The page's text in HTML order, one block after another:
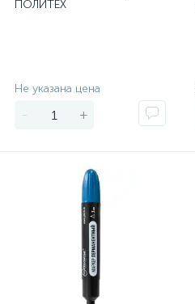
ПОЛИТЕХ
Не указана цена
- +